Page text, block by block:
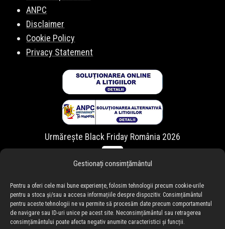
Gestionați consimțământul
Pentru a oferi cele mai bune experiențe, folosim tehnologii precum cookie-urile
pentru a stoca și/sau a accesa informațiile despre dispozitiv. Consimțământul
pentru aceste tehnologii ne va permite să procesăm date precum comportamentul
de navigare sau ID-uri unice pe acest site. Neconsimțământul sau retragerea
consimțământului poate afecta negativ anumite caracteristici și funcții.
ANPC
Disclaimer
Cookie Policy
Privacy Statement
Urmărește Black Friday România 2026